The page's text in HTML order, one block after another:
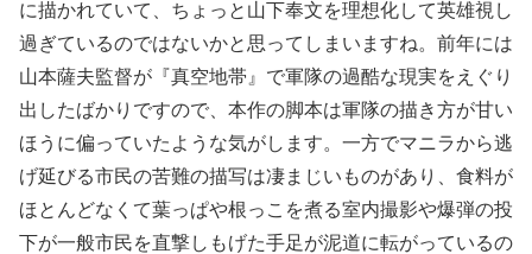
に描かれていて、ちょっと山下奉文を理想化して英雄視し
過ぎているのではないかと思ってしまいますね。前年には
山本薩夫監督が『真空地帯』で軍隊の過酷な現実をえぐり
出したばかりですので、本作の脚本は軍隊の描き方が甘い
ほうに偏っていたような気がします。一方でマニラから逃
げ延びる市民の苦難の描写は凄まじいものがあり、食料が
ほとんどなくて葉っぱや根っこを煮る室内撮影や爆弾の投
下が一般市民を直撃しもげた手足が泥道に転がっているの